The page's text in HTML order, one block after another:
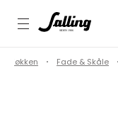
Køkken Fade & Skåle